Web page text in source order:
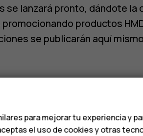
se lanzará pronto, dándote la
productos
se publicarán aquí
para mejorar tu experiencia y
el uso de cookies y otras